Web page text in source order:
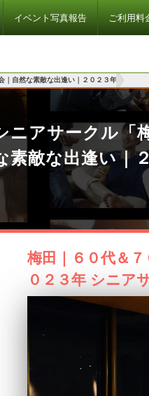
イベント写真報告 ご利用料
｜自然な素敵な出逢い｜２０２３年
ニアサークル「
素敵な出逢い｜
梅田｜６０代＆
０２３年 シニア